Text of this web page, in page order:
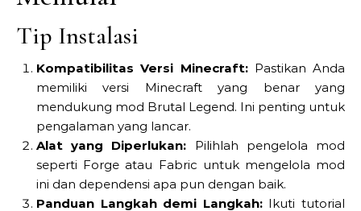
Tip Instalasi
Kompatibilitas Versi Minecraft:Pastikan Anda
memiliki versi Minecraft yang benar yang
mendukung mod Brutal Legend. Ini penting untuk
pengalaman yang lancar.
Alat yang Diperlukan: Pilihlah pengelola mod
seperti Forge atau Fabric untuk mengelola mod
ini dan dependensi apa pun dengan baik.
Panduan Langkah demi Langkah:Ikuti tutorial